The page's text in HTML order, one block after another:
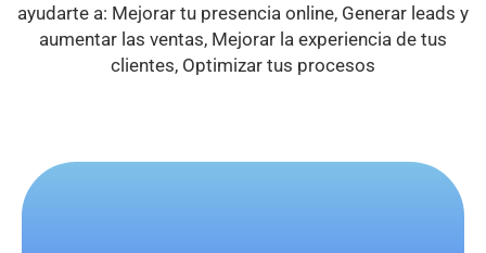
ayudarte a: Mejorar tu presencia online, Generar leads y
aumentar las ventas, Mejorar la experiencia de tus
clientes, Optimizar tus procesos